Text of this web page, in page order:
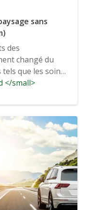
sans
des
changé du
que les soins
</small>